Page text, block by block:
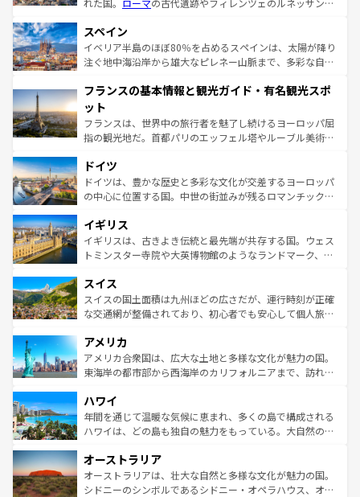
れた国。 ローマの古代遺跡やフィレンツェのルネッサンス
ろん、トスカーナの美しい田園風景やアマルフィ海岸の絶
景など、自然景観も見逃せない。観光の合間には、本場の
ピザやパスタなど、絶品のイタリア料理を堪能することも
ませてくれるイタリアで、忘れられない旅をしてみよう！
なお、新着のイタリア情報は
しい。
スペイン
イベリア半島のほぼ80％を占めるスペインは、太陽が降り
注ぐ地中海沿岸から雄大なピレネー山脈まで、多彩な自然
文化が根付くこの国では、情熱的なフラメンコ、熱気あふ
れる闘牛、そして美味しいタパスが生活の一部となってい
る。首都マドリードの洗練された雰囲気や、バルセロナの
アートに溢れた街角から、地方では古代ローマ遺跡や中世
せる。地方によって風土や気候が異なるスペインはその個
性で訪れる人を魅了する。 なお、新着のスペイン情報は コ
ンテンツ一覧を参照してほしい。
フランスの基本情報と観光ガイド・有名観光スポ
ット
フランスは、世界中の旅行者を魅了し続けるヨーロッパ屈
指の観光地だ。首都パリのエッフェル塔やルーブル美術館
で、幅広い魅力が詰まっている。華麗な宮殿、歴史的な大
聖堂、美しいビーチ、そして豊かな自然が、訪れる者を心
から魅了する。また、フランスは美食の国としても知ら
いる。シャンパンの発祥地であるランス、プロヴァンスの
香り高いラベンダー畑など、多彩な楽しみ方が可能だ。さ
らに、パリ以外の地域にも魅力が溢れており、どの街角に
れる地方に足を運ぶとそれぞれで全く異なる文化を体験で
きるだろう。 なお、新着のフランス情報はコンテンツ一覧
を参照してほしい。
ドイツ
ドイツは、豊かな歴史と多彩な文化が交差するヨーロッパ
の中心に位置する国。中世の街並みが残るロマンチック街
顔を持つこの国は、どこを歩いても飽きることがない。ベ
ルリンの文化的活気、バイエルン州のアルプスの絶景、そ
してライン川沿いのワイン畑といった風景は必見。ビール
は、お酒好きな人にはぜひ体験してほしい。 なお、新着の
ドイツ情報はコンテンツ一覧を参照してほしい。
イギリス
イギリスは、古きよき伝統と最先端が共存する国。ウェス
トミンスター寺院や大英博物館のようなランドマーク、歴
リアごとに異なる魅力がある。また、優雅なアフタヌーン
ティー、ビール好きにはたまらない英国パブ、サッカー観
戦など、本場だからこそできる体験も豊富。イギリスを旅
ンツ一覧を参照してほしい。
スイス
スイスの国土面積は九州ほどの広さだが、運行時刻が正確
な交通網が整備されており、初心者でも安心して個人旅行
の建物がそのまま残る町や、スイスならではのユニークな
博物館もあり、アルプス観光だけでなく町歩きも満喫する
ことができる。国民の所得が高いため物価も高いが、旅行
ば市内交通費無料で観光を楽しむこともできる。 なお、新
着のスイス情報はコンテンツ一覧 を参照してほしい。
アメリカ
アメリカ合衆国は、広大な土地と多様な文化が魅力の国。
東海岸の都市部から西海岸のカリフォルニアまで、訪れる
のような巨大都市は、観光、ショッピング、エンターテイ
ンメントが詰まった刺激的なスポットだ。一方、アメリカ
西部には大自然が広がり、グランドキャニオンやイエロー
部のニューオーリンズでは、音楽と美食が融合した独特の
文化が魅力。旅行者はアメリカの各地域で異なる魅力を楽
しみながら、その多様性と豊かな歴史を感じることができ
ハワイ
年間を通じて温暖な気候に恵まれ、多くの島で構成される
ハワイは、どの島も独自の魅力をもっている。大自然の神
ワイ島は見逃せない。また、定番の観光地といえばオアフ
島だが、静かな自然を求めるならマウイ島やカウアイ島が
おすすめ。エメラルドグリーンに輝く海をはじめ、豊かな
オーストラリア
オーストラリアは、壮大な自然と多様な文化が魅力の国。
シドニーのシンボルであるシドニー・オペラハウス、オー